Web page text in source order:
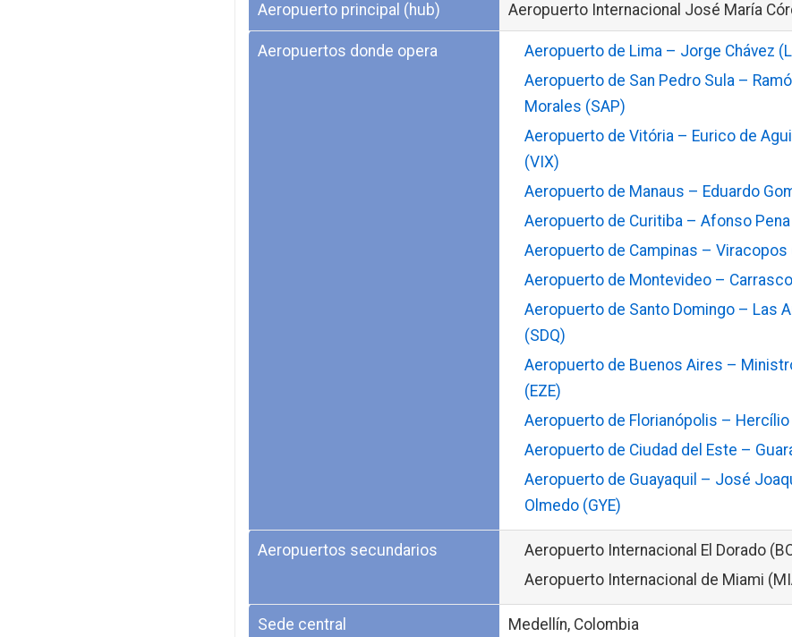
Aeropuerto principal (hub) Aeropuerto Internacional José María
Aeropuertos donde opera
Aeropuerto de Lima – Jorge Chávez
Aeropuerto de San Pedro Sula –
Morales (SAP)
Aeropuerto de Vitória – Eurico de
(VIX)
Aeropuerto de Manaus – Eduardo
Aeropuerto de Curitiba – Afonso Pena
Aeropuerto de Campinas – Viracopos
Aeropuerto de Montevideo –
Aeropuerto de Santo Domingo – Las
(SDQ)
Aeropuerto de Buenos Aires –
(EZE)
Aeropuerto de Florianópolis – Hercílio
Aeropuerto de Ciudad del Este –
Aeropuerto de Guayaquil – José
Olmedo (GYE)
Aeropuertos secundarios
Aeropuerto Internacional El Dorado
Aeropuerto Internacional de Miami
Sede central Medellín, Colombia